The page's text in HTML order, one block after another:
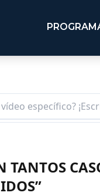
TANTOS